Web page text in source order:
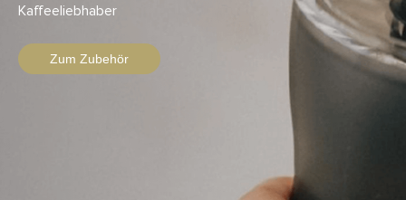
Kaffeeliebhaber
Zum Zubehör